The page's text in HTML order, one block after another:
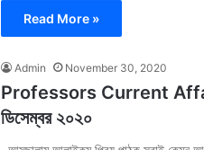
Read More »
Admin November 30, 2020
Professors Current
ডিসেম্বর ২০২০